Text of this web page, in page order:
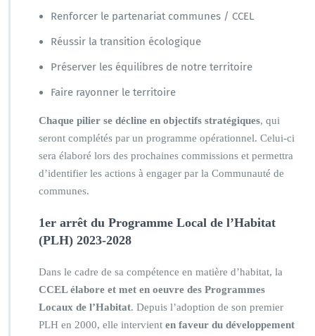
Renforcer le partenariat communes / CCEL
Réussir la transition écologique
Préserver les équilibres de notre territoire
Faire rayonner le territoire
Chaque pilier se décline en objectifs stratégiques, qui
seront complétés par un programme opérationnel. Celui-ci
sera élaboré lors des prochaines commissions et permettra
d’identifier les actions à engager par la Communauté de
communes.
1er arrêt du Programme Local de l’Habitat
(PLH) 2023-2028
Dans le cadre de sa compétence en matière d’habitat, la
CCEL élabore et met en oeuvre des Programmes
Locaux de l’Habitat. Depuis l’adoption de son premier
PLH en 2000, elle intervient en faveur du développement